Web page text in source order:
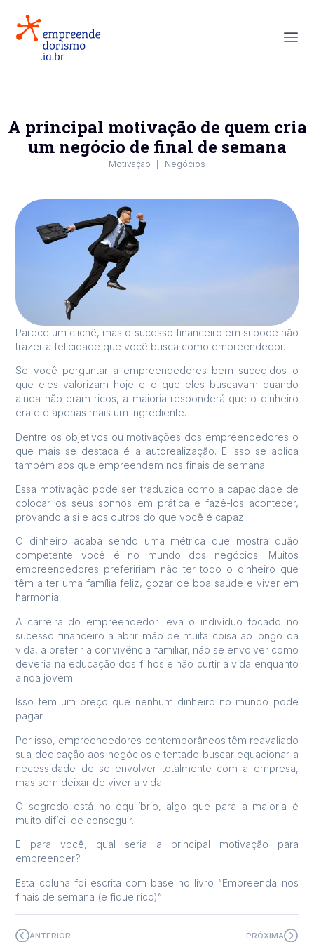
A principal motivação de quem cria
um negócio de final de semana
Motivação Negócios
Parece um clichê, mas o sucesso financeiro em si pode não
trazer a felicidade que você busca como empreendedor.
Se você perguntar a empreendedores bem sucedidos o
que eles valorizam hoje e o que eles buscavam quando
ainda não eram ricos, a maioria responderá que o dinheiro
era e é apenas mais um ingrediente.
Dentre os objetivos ou motivações dos empreendedores o
que mais se destaca é a autorealização. E isso se aplica
também aos que empreendem nos finais de semana.
Essa motivação pode ser traduzida como a capacidade de
colocar os seus sonhos em prática e fazê-los acontecer,
provando a si e aos outros do que você é capaz.
O dinheiro acaba sendo uma métrica que mostra quão
competente você é no mundo dos negócios. Muitos
empreendedores prefeririam não ter todo o dinheiro que
têm a ter uma família feliz, gozar de boa saúde e viver em
harmonia
A carreira do empreendedor leva o indivíduo focado no
sucesso financeiro a abrir mão de muita coisa ao longo da
vida, a preterir a convivência familiar, não se envolver como
deveria na educação dos filhos e não curtir a vida enquanto
ainda jovem.
Isso tem um preço que nenhum dinheiro no mundo pode
pagar.
Por isso, empreendedores contemporâneos têm reavaliado
sua dedicação aos negócios e tentado buscar equacionar a
necessidade de se envolver totalmente com a empresa,
mas sem deixar de viver a vida.
O segredo está no equilíbrio, algo que para a maioria é
muito difícil de conseguir.
E para você, qual seria a principal motivação para
empreender?
Esta coluna foi escrita com base no livro “Empreenda nos
finais de semana (e fique rico)”
ANTERIOR PRÓXIMA